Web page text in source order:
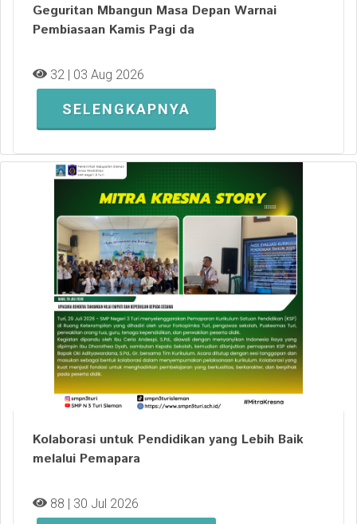
Geguritan Mbangun Masa Depan Warnai
Pembiasaan Kamis Pagi da
32 | 03 Aug 2026
SELENGKAPNYA
Kolaborasi untuk Pendidikan yang Lebih Baik
melalui Pemapara
88 | 30 Jul 2026